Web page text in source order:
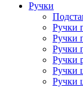
Ручки
Ручки
Ручки
Ручки
Ручки
Ручки
Ручки